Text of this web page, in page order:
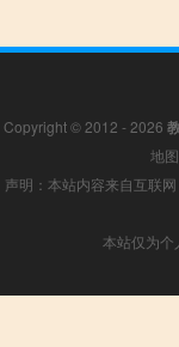
Copyright © 2012 - 2026
地图
声明：本站内容来自互联
本站仅为个